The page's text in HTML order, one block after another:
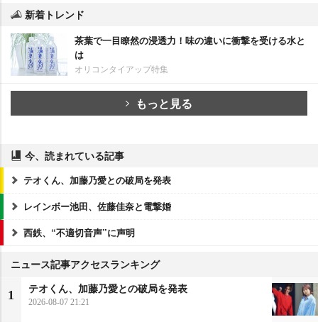
新着トレンド
茶葉で一目瞭然の浸透力！味の違いに衝撃を受ける水と
は
オリコンタイアップ特集
もっと見る
今、読まれている記事
テオくん、加藤乃愛との破局を発表
レインボー池田、佐藤佳奈と電撃婚
西鉄、“不適切音声”に声明
ニュース記事アクセスランキング
1
テオくん、加藤乃愛との破局を発表
2026-08-07 21:21